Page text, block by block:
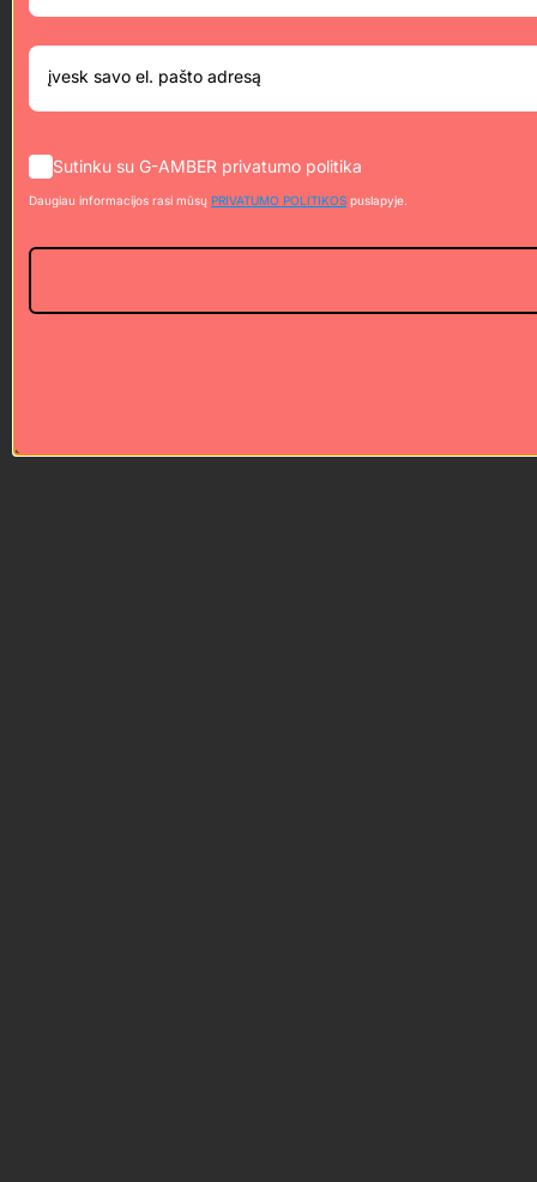
Sutinku su G-AMBER privatumo politika
Daugiau informacijos rasi mūsų PRIVATUMO POLITIKOS puslapyje.